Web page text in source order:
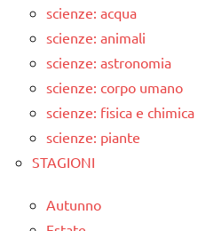
scienze: acqua
scienze: animali
scienze: astronomia
scienze: corpo umano
scienze: fisica e chimica
scienze: piante
STAGIONI
Autunno